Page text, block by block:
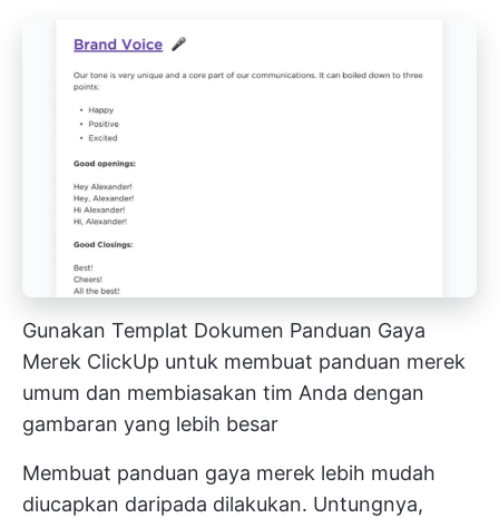
Gunakan Templat Dokumen Panduan Gaya
Merek ClickUp untuk membuat panduan merek
umum dan membiasakan tim Anda dengan
gambaran yang lebih besar
Membuat panduan gaya merek lebih mudah
diucapkan daripada dilakukan. Untungnya,